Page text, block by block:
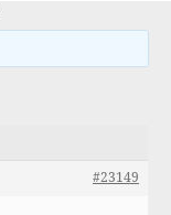
#23149